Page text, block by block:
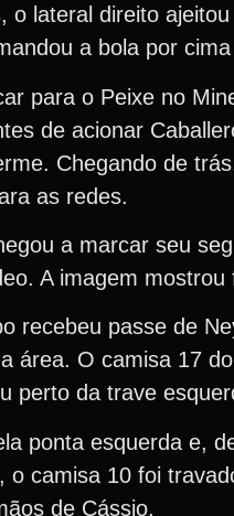
o lateral direito
a bola por
para o Peixe no
de acionar
Chegando de
as redes.
a marcar seu
A imagem
recebeu passe de
área. O camisa 17
perto da trave
ponta esquerda e,
o camisa 10 foi
de Cássio.